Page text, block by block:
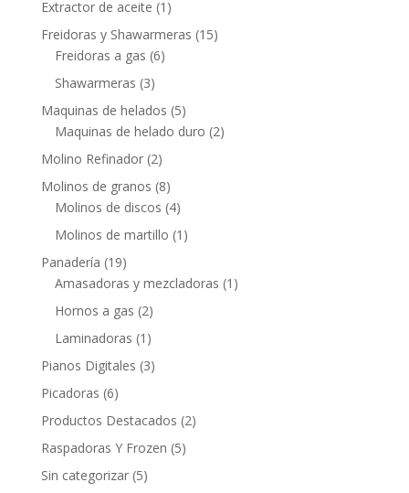
Extractor de aceite (1)
Freidoras y Shawarmeras (15)
Freidoras a gas (6)
Shawarmeras (3)
Maquinas de helados (5)
Maquinas de helado duro (2)
Molino Refinador (2)
Molinos de granos (8)
Molinos de discos (4)
Molinos de martillo (1)
Panadería (19)
Amasadoras y mezcladoras (1)
Hornos a gas (2)
Laminadoras (1)
Pianos Digitales (3)
Picadoras (6)
Productos Destacados (2)
Raspadoras Y Frozen (5)
Sin categorizar (5)